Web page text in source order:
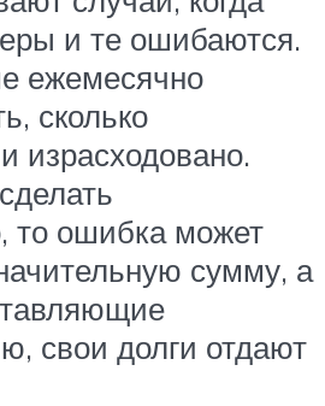
и те ошибаются.
ежемесячно
сколько
израсходовано.
то ошибка может
сумму, а
свои долги отдают